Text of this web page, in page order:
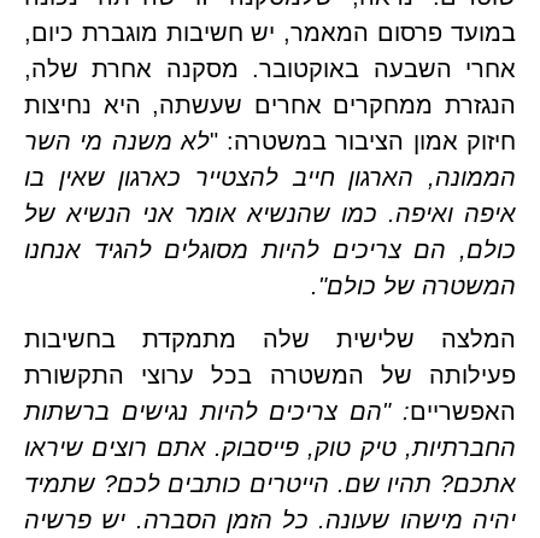
במועד פרסום המאמר, יש חשיבות מוגברת כיום,
הנגזרת ממחקרים אחרים שעשתה, היא נחיצות
אמון הציבור במשטרה: "
לא משנה מי השר
הממונה, הארגון חייב להצטייר כארגון שאין בו
איפה ואיפה. כמו שהנשיא אומר אני הנשיא של
כולם, הם צריכים להיות מסוגלים להגיד אנחנו
של כולם".
המלצה שלישית שלה מתמקדת בחשיבות
פעילותה של המשטרה בכל ערוצי התקשורת
: "הם צריכים להיות נגישים ברשתות
החברתיות, טיק טוק, פייסבוק. אתם רוצים שיראו
אתכם? תהיו שם. הייטרים כותבים לכם? שתמיד
יהיה מישהו שעונה. כל הזמן הסברה. יש פרשיה